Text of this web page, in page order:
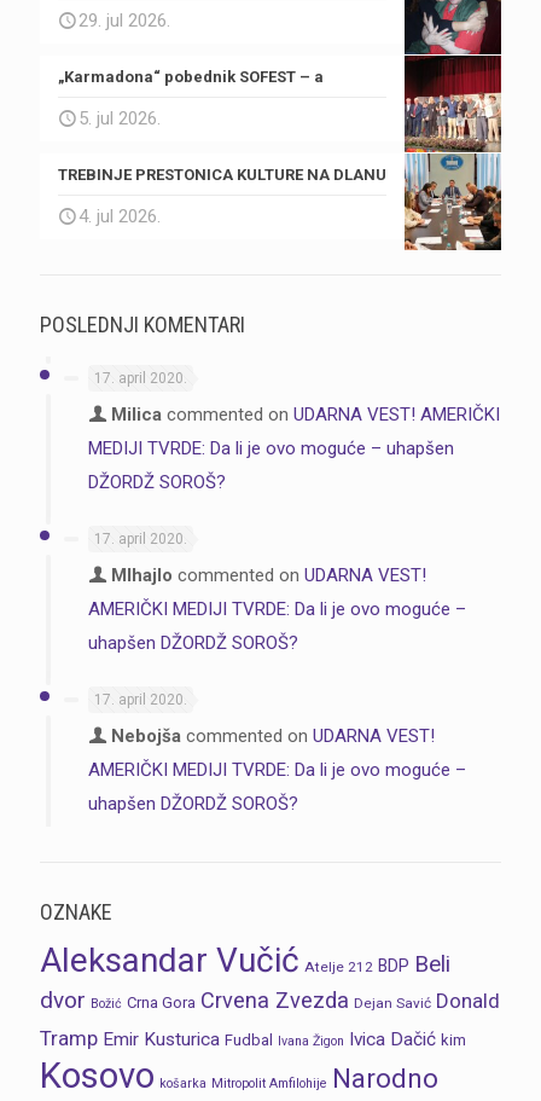
29. jul 2026.
„Karmadona“ pobednik SOFEST – a
5. jul 2026.
TREBINJE PRESTONICA KULTURE NA DLANU
4. jul 2026.
POSLEDNJI KOMENTARI
17. april 2020.
Milica commented on UDARNA VEST! AMERIČKI
MEDIJI TVRDE: Da li je ovo moguće – uhapšen
DŽORDŽ SOROŠ?
17. april 2020.
MIhajlo commented on UDARNA VEST!
AMERIČKI MEDIJI TVRDE: Da li je ovo moguće –
uhapšen DŽORDŽ SOROŠ?
17. april 2020.
Nebojša commented on UDARNA VEST!
AMERIČKI MEDIJI TVRDE: Da li je ovo moguće –
uhapšen DŽORDŽ SOROŠ?
OZNAKE
Aleksandar Vučić Atelje 212 BDP Beli
dvor Božić Crna Gora Crvena Zvezda Dejan Savić Donald
Tramp Emir Kusturica Fudbal Ivana Žigon Ivica Dačić kim
Kosovo košarka Mitropolit Amfilohije Narodno